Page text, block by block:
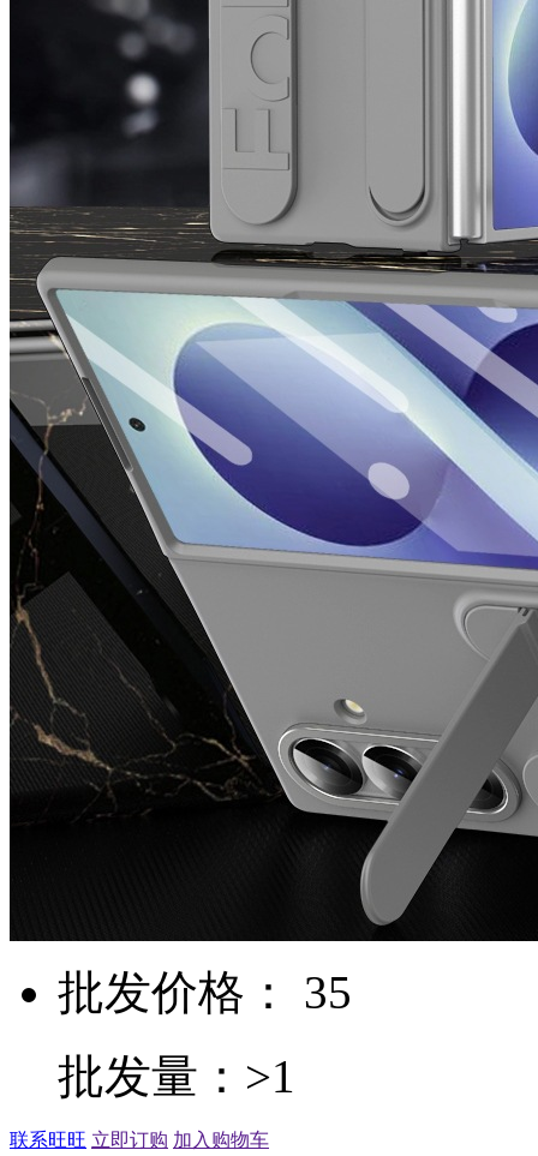
批发价格： 35
批发量：>1
联系旺旺 立即订购 加入购物车